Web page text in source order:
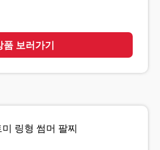
품 보러가기